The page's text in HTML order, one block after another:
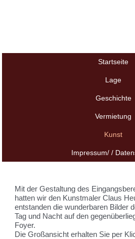
Startseite
Lage
Geschichte
Vermietung
Kunst
Impressum/ /
Mit der Gestaltung des
hatten wir den Kunstmaler Claus
entstanden die wunderbaren Bilder
Tag und Nacht auf den
Foyer.
Die Großansicht erhalten Sie per